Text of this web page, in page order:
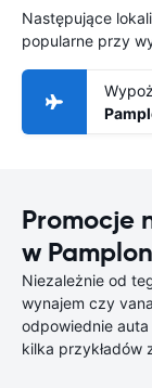
Następujące
popularne przy
Promocje
w
Niezależnie od
wynajem czy
odpowiednie
kilka przykładów